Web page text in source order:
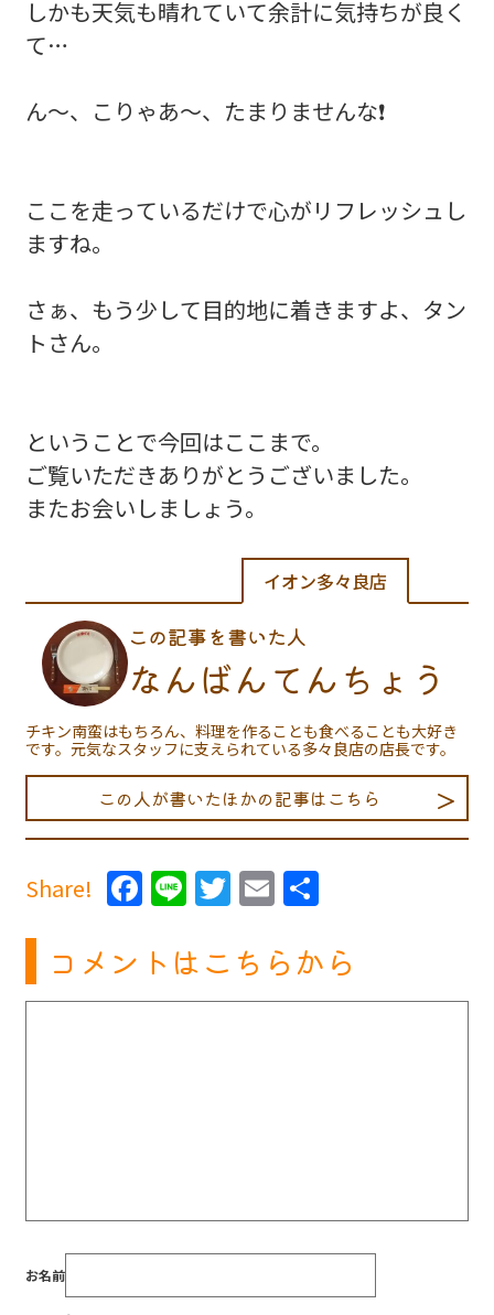
しかも天気も晴れていて余計に気持ちが良く
て…
ん～、こりゃあ～、たまりませんな❗
ここを走っているだけで心がリフレッシュし
ますね。
さぁ、もう少して目的地に着きますよ、タン
トさん。
ということで今回はここまで。
ご覧いただきありがとうございました。
またお会いしましょう。
イオン多々良店
この記事を書いた人
なんばんてんちょう
チキン南蛮はもちろん、料理を作ることも食べることも大好き
です。元気なスタッフに支えられている多々良店の店長です。
この人が書いたほかの記事はこちら
Share! Facebook
LineTwitter
Email
コメントはこちらから
お名前